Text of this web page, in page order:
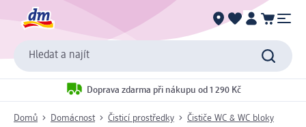
Hledat a najít
Doprava zdarma při nákupu od 1 290 Kč
Domů Domácnost Čisticí prostředky Čističe WC & WC bloky